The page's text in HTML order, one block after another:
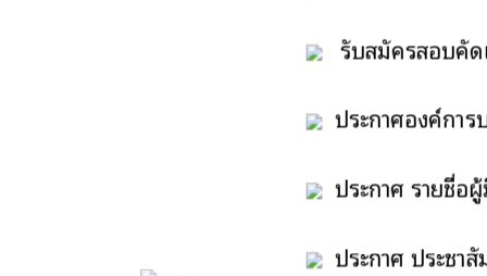
รับสมัครสอบคัดเ
ประกาศองค์การ
ประกาศ รายชื่อผู้
ประกาศ ประชาสั